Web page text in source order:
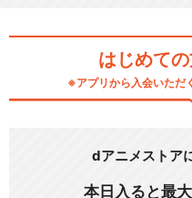
はじめて
※アプリから入会いただ
dアニメストア
本日入ると最大